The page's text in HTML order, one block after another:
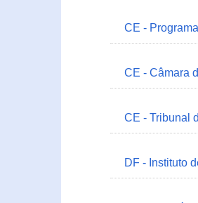
CE -
CE - Câmara
CE - Tribunal
DF - Instituto